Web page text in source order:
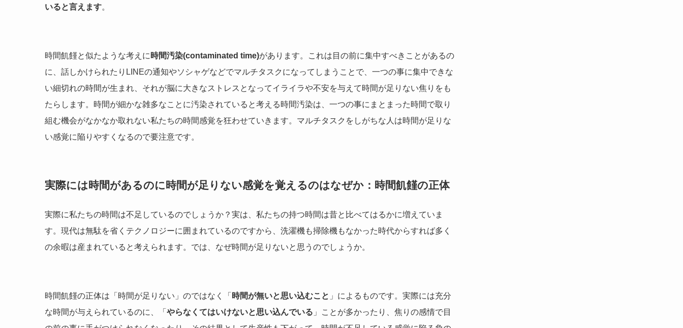
いると言えます。
時間飢饉と似たような考えに 時間汚染(contaminated time)があります。これは目の前に集中すべきことがあるの
に、話しかけられたりLINEの通知やソシャゲなどでマルチタスクになってしまうことで、一つの事に集中できな
い細切れの時間が生まれ、それが脳に大きなストレスとなってイライラや不安を与えて時間が足りない焦りをも
たらします。時間が細かな雑多なことに汚染されていると考える時間汚染は、一つの事にまとまった時間で取り
組む機会がなかなか取れない私たちの時間感覚を狂わせていきます。マルチタスクをしがちな人は時間が足りな
い感覚に陥りやすくなるので要注意です。
実際には時間があるのに時間が足りない感覚を覚えるのはなぜか：時間飢饉の正体
実際に私たちの時間は不足しているのでしょうか？実は、私たちの持つ時間は昔と比べてはるかに増えていま
す。現代は無駄を省くテクノロジーに囲まれているのですから、洗濯機も掃除機もなかった時代からすれば多く
の余暇は産まれていると考えられます。では、なぜ時間が足りないと思うのでしょうか。
時間飢饉の正体は「時間が足りない」のではなく「 時間が無いと思い込むこと 」によるものです。実際には充分
な時間が与えられているのに、「 やらなくてはいけないと思い込んでいる 」ことが多かったり、焦りの感情で目